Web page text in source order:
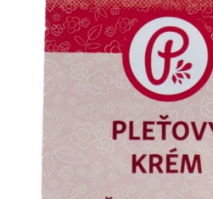
hvězdiček.